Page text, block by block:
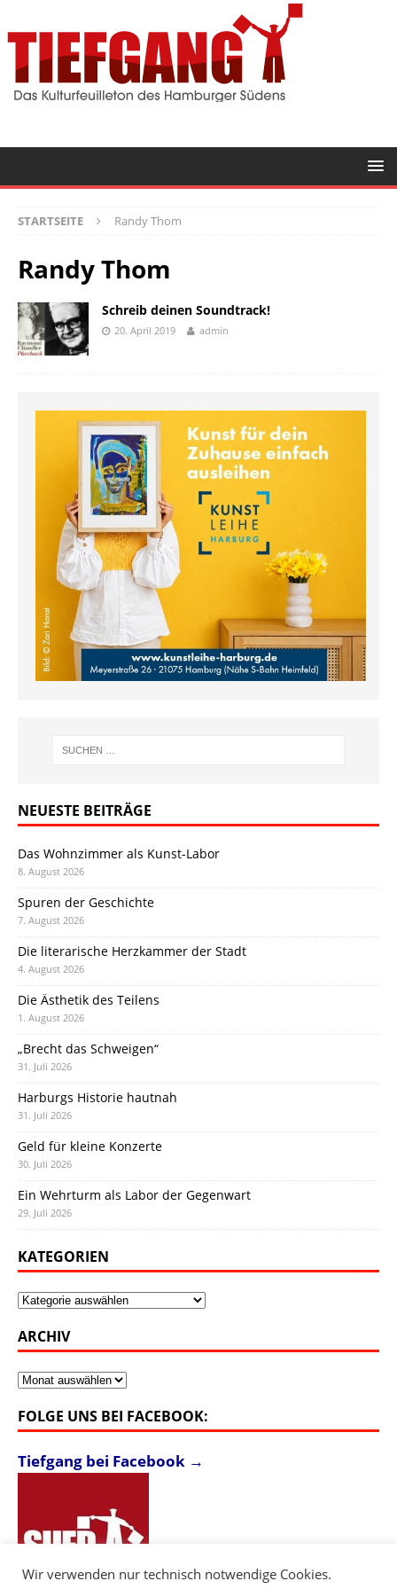
STARTSEITE Randy Thom
Randy Thom
Schreib deinen Soundtrack!
20. April 2019 admin
NEUESTE BEITRÄGE
Das Wohnzimmer als Kunst-Labor
8. August 2026
Spuren der Geschichte
7. August 2026
Die literarische Herzkammer der Stadt
4. August 2026
Die Ästhetik des Teilens
1. August 2026
„Brecht das Schweigen“
31. Juli 2026
Harburgs Historie hautnah
31. Juli 2026
Geld für kleine Konzerte
30. Juli 2026
Ein Wehrturm als Labor der Gegenwart
29. Juli 2026
KATEGORIEN
Kategorien
ARCHIV
Archiv
FOLGE UNS BEI FACEBOOK:
Tiefgang bei Facebook →
Wir verwenden nur technisch notwendige Cookies.